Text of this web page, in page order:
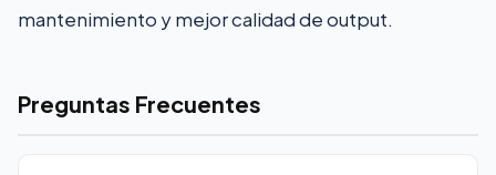
mantenimiento y mejor calidad de output.
Preguntas Frecuentes